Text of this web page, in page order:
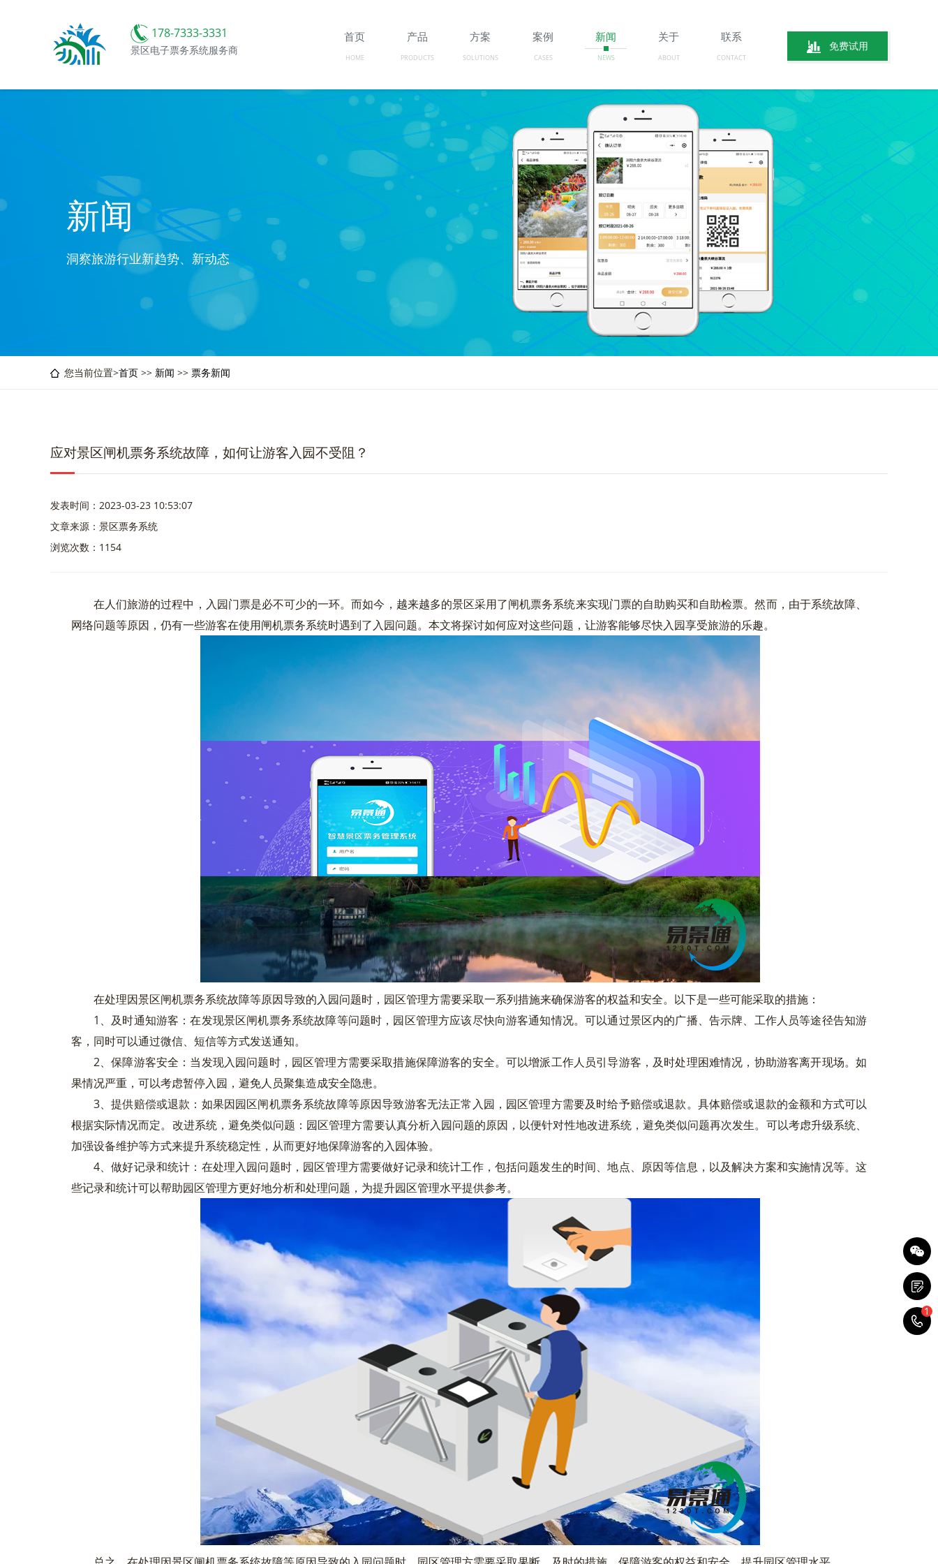
178-7333-3331
景区电子票务系统服务商 免费试用
首页
HOME
产品
PRODUCTS
方案
SOLUTIONS
案例
CASES
新闻
NEWS
关于
ABOUT
联系
CONTACT
新闻
洞察旅游行业新趋势、新动态
您当前位置>首页 >> 新闻 >> 票务新闻
应对景区闸机票务系统故障，如何让游客入园不受阻？
发表时间：2023-03-23 10:53:07
文章来源：景区票务系统
浏览次数：1154
在人们旅游的过程中，入园门票是必不可少的一环。而如今，越来越多的景区采用了闸机票务系统来实现门票的自助购买和自助检票。然而，由于系统故障、
网络问题等原因，仍有一些游客在使用闸机票务系统时遇到了入园问题。本文将探讨如何应对这些问题，让游客能够尽快入园享受旅游的乐趣。
在处理因景区闸机票务系统故障等原因导致的入园问题时，园区管理方需要采取一系列措施来确保游客的权益和安全。以下是一些可能采取的措施：
1、及时通知游客：在发现景区闸机票务系统故障等问题时，园区管理方应该尽快向游客通知情况。可以通过景区内的广播、告示牌、工作人员等途径告知游
客，同时可以通过微信、短信等方式发送通知。
2、保障游客安全：当发现入园问题时，园区管理方需要采取措施保障游客的安全。可以增派工作人员引导游客，及时处理困难情况，协助游客离开现场。如
果情况严重，可以考虑暂停入园，避免人员聚集造成安全隐患。
3、提供赔偿或退款：如果因园区闸机票务系统故障等原因导致游客无法正常入园，园区管理方需要及时给予赔偿或退款。具体赔偿或退款的金额和方式可以
根据实际情况而定。改进系统，避免类似问题：园区管理方需要认真分析入园问题的原因，以便针对性地改进系统，避免类似问题再次发生。可以考虑升级系统、
加强设备维护等方式来提升系统稳定性，从而更好地保障游客的入园体验。
4、做好记录和统计：在处理入园问题时，园区管理方需要做好记录和统计工作，包括问题发生的时间、地点、原因等信息，以及解决方案和实施情况等。这
些记录和统计可以帮助园区管理方更好地分析和处理问题，为提升园区管理水平提供参考。
1